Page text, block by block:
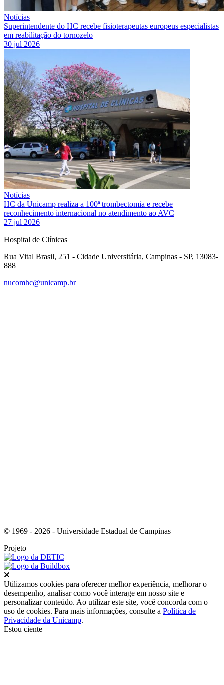
Notícias
Superintendente do HC recebe fisioterapeutas europeus especialistas
em reabilitação do tornozelo
30 jul 2026
Notícias
HC da Unicamp realiza a 100ª trombectomia e recebe
reconhecimento internacional no atendimento ao AVC
27 jul 2026
Hospital de Clínicas
Rua Vital Brasil, 251 - Cidade Universitária, Campinas - SP, 13083-
888
nucomhc@unicamp.br
© 1969 - 2026 - Universidade Estadual de Campinas
Projeto
Utilizamos cookies para oferecer melhor experiência, melhorar o
desempenho, analisar como você interage em nosso site e
personalizar conteúdo. Ao utilizar este site, você concorda com o
uso de cookies. Para mais informações, consulte a Política de
Privacidade da Unicamp.
Estou ciente